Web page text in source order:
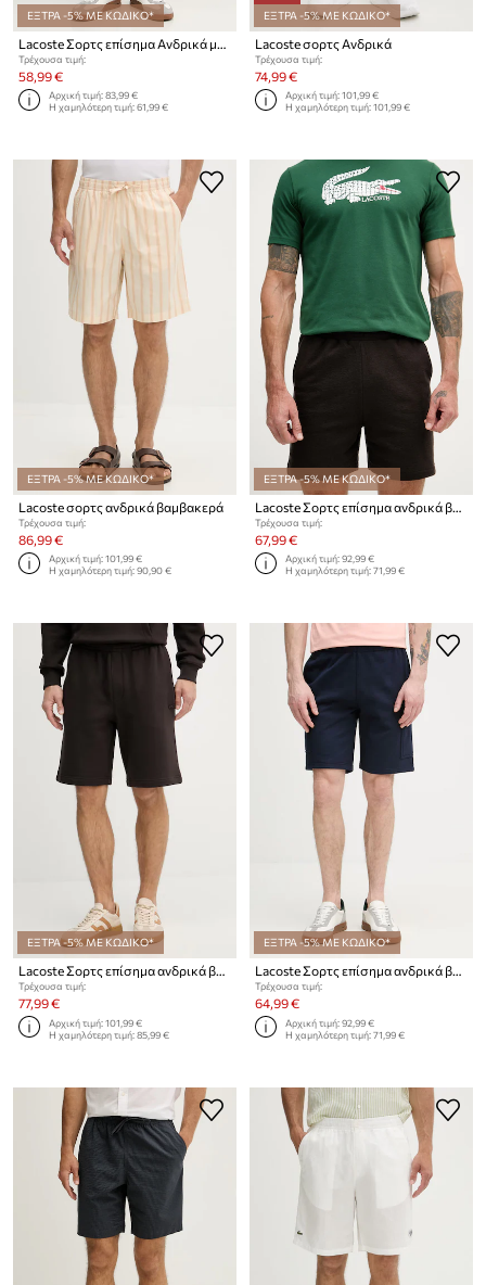
ΕΞΤΡΑ -5% ΜΕ ΚΩΔΙΚΟ*
Τρέχουσα τιμή:
58,99 €
Αρχική τιμή:83,99 €
Η χαμηλότερη τιμή:61,99 €
ΕΞΤΡΑ -5% ΜΕ ΚΩΔΙΚΟ*
Lacoste σορτς Ανδρικά
Τρέχουσα τιμή:
74,99 €
Αρχική τιμή:101,99 €
Η χαμηλότερη τιμή:101,99 €
ΕΞΤΡΑ -5% ΜΕ ΚΩΔΙΚΟ*
Lacoste σορτς ανδρικά βαμβακερά
Τρέχουσα τιμή:
86,99 €
Αρχική τιμή:101,99 €
Η χαμηλότερη τιμή:90,90 €
ΕΞΤΡΑ -5% ΜΕ ΚΩΔΙΚΟ*
Lacoste Σορτς επίσημα ανδρικά βαμβακερά
Τρέχουσα τιμή:
67,99 €
Αρχική τιμή:92,99 €
Η χαμηλότερη τιμή:71,99 €
ΕΞΤΡΑ -5% ΜΕ ΚΩΔΙΚΟ*
Lacoste Σορτς επίσημα ανδρικά βαμβακερά
Τρέχουσα τιμή:
77,99 €
Αρχική τιμή:101,99 €
Η χαμηλότερη τιμή:85,99 €
ΕΞΤΡΑ -5% ΜΕ ΚΩΔΙΚΟ*
Lacoste Σορτς επίσημα ανδρικά βαμβακερά
Τρέχουσα τιμή:
64,99 €
Αρχική τιμή:92,99 €
Η χαμηλότερη τιμή:71,99 €